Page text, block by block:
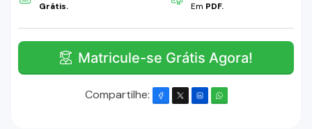
Grátis. Em PDF.
Matricule-se Grátis Agora!
Compartilhe: